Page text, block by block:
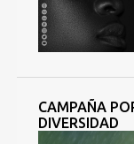
CAMPAÑA
DIVERSIDAD